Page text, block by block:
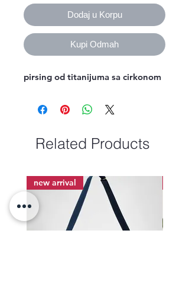
Dodaj u Korpu
Kupi Odmah
pirsing od titanijuma sa cirkonom
Related Products
new arrival